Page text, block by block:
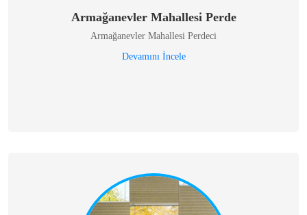
Armağanevler Mahallesi Perde
Armağanevler Mahallesi Perdeci
Devamını İncele